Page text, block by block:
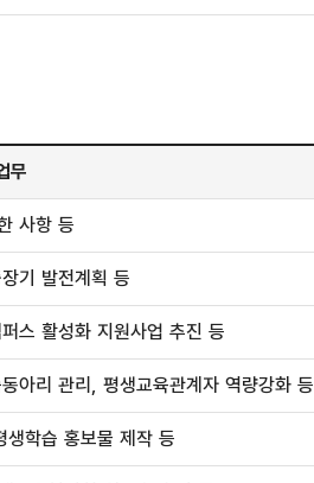
무
사항 등
기 발전계획 등
스 활성화 지원사업 추진 등
아리 관리, 평생교육관계자 역량강화 등
학습 홍보물 제작 등